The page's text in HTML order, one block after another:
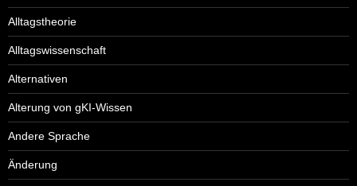
Alltagstheorie
Alltagswissenschaft
Alternativen
Alterung von gKI-Wissen
Andere Sprache
Änderung